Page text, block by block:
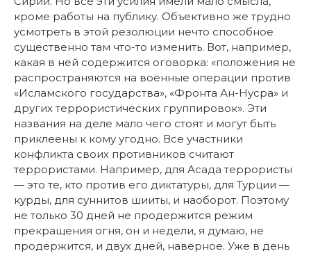
кроме работы на публику. Объективно же трудно
усмотреть в этой резолюции нечто способное
существенно там что-то изменить. Вот, например,
какая в ней содержится оговорка: «положения не
распространяются на военные операции против
«Исламского государства», «Фронта Ан-Нусра» и
других террористических группировок». Эти
названия на деле мало чего стоят и могут быть
приклеены к кому угодно. Все участники
конфликта своих противников считают
террористами. Например, для Асада террористы
— это те, кто против его диктатуры, для Турции —
курды, для суннитов шииты, и наоборот. Поэтому
не только 30 дней не продержится режим
прекращения огня, он и недели, я думаю, не
продержится, и двух дней, наверное. Уже в день